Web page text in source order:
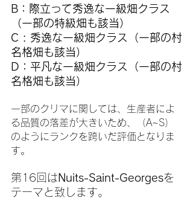
B：際立って秀逸な一級畑クラス
（一部の特級畑も該当）
C : 秀逸な一級畑クラス（一部の村
名格畑も該当）
D：平凡な一級畑クラス（一部の村
名格畑も該当）
一部のクリマに関しては、生産者によ
る品質の落差が大きいため、（A~S）
のようにランクを跨いだ評価となりま
す。
第16回は Nuits-Saint-Georgesを
テーマと致します。